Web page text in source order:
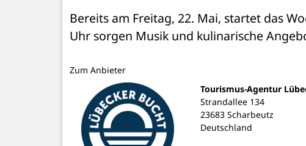
Bereits am Freitag, 22. Mai, startet das
Uhr sorgen Musik und kulinarische
Zum Anbieter
Tourismus-Agentur
Strandallee 134
23683 Scharbeutz
Deutschland